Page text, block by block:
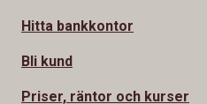
Hitta bankkontor
Bli kund
Priser, räntor och kurser